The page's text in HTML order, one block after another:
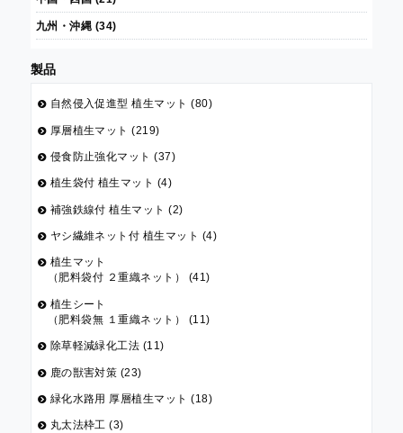
九州・沖縄 (34)
製品
自然侵入促進型 植生マット (80)
厚層植生マット (219)
侵食防止強化マット (37)
植生袋付 植生マット (4)
補強鉄線付 植生マット (2)
ヤシ繊維ネット付 植生マット (4)
植生マット
（肥料袋付 ２重織ネット） (41)
植生シート
（肥料袋無 １重織ネット） (11)
除草軽減緑化工法 (11)
鹿の獣害対策 (23)
緑化水路用 厚層植生マット (18)
丸太法枠工 (3)